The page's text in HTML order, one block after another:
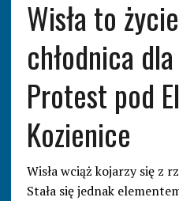
Wisła to
chłodnica
Protest pod
Kozienice
Wisła wciąż kojarzy się z
Stała się jednak